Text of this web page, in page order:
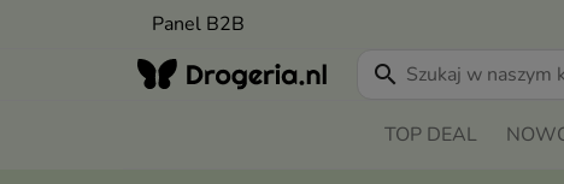
Panel B2B
search
TOP DEAL